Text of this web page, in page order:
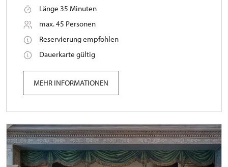
Länge 35 Minuten
max. 45 Personen
Reservierung empfohlen
Dauerkarte gültig
MEHR INFORMATIONEN